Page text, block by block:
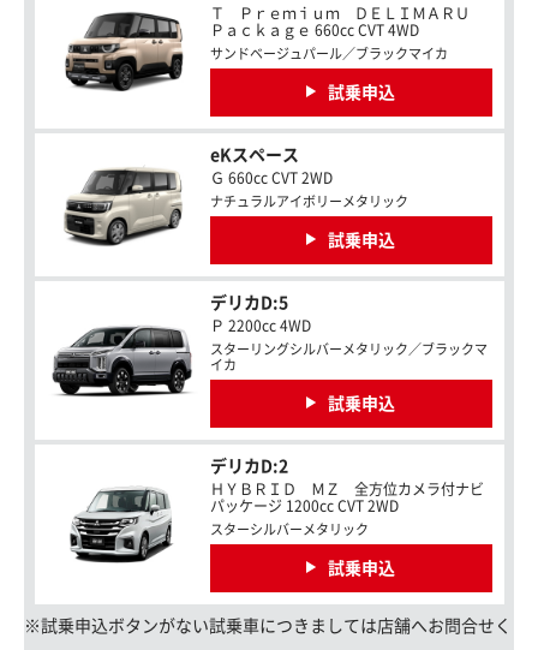
Ｔ Ｐｒｅｍｉｕｍ ＤＥＬＩＭＡＲＵ
Ｐａｃｋａｇｅ 660cc CVT 4WD
サンドベージュパール／ブラックマイカ
試乗申込
eKスペース
Ｇ 660cc CVT 2WD
ナチュラルアイボリーメタリック
試乗申込
デリカD:5
Ｐ 2200cc 4WD
スターリングシルバーメタリック／ブラックマ
イカ
試乗申込
デリカD:2
ＨＹＢＲＩＤ ＭＺ 全方位カメラ付ナビ
パッケージ 1200cc CVT 2WD
スターシルバーメタリック
試乗申込
※試乗申込ボタンがない試乗車につきましては店舗へお問合せく